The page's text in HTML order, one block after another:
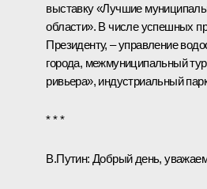
выставку «Лучшие
области». В числе успешных
Президенту, – управление
города, межмуниципальный
ривьера», индустриальный
* * *
В.Путин: Добрый день,